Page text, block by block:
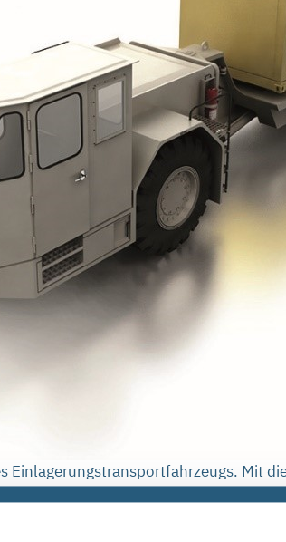
Mit
em></p>
Konrad“ präsentiert die BGE